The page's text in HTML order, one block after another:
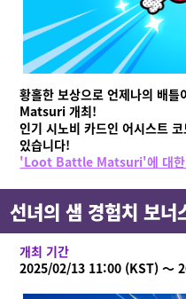
황홀한 보상으로 언제나의 배
Matsuri 개최!
인기 시노비 카드인 어시스트
있습니다!
'Loot Battle Matsuri'에 대한
선녀의 샘 경험치 보너
개최 기간
2025/02/13 11:00 (KST) ～